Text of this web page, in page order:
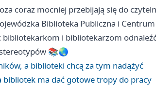
coraz mocniej przebijają się do
Biblioteka Publiczna i
i bibliotekarzom
📚🌏
a biblioteki chcą za tym nadążyć
ma dać gotowe tropy do pracy